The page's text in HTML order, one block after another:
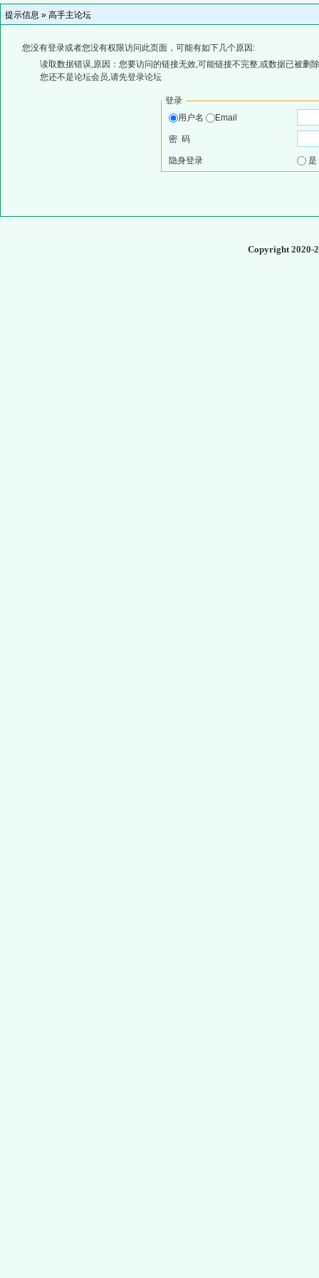
提示信息 » 高手主论坛
您没有登录或者您没有权限访问此页面，可能有如下几个原因:
读取数据错误,原因：您要访问的链接无效,可能链接不完整,或数据已被删
您还不是论坛会员,请先登录论坛
登录
用户名
Email
密 码
隐身登录
Copyright 2020-